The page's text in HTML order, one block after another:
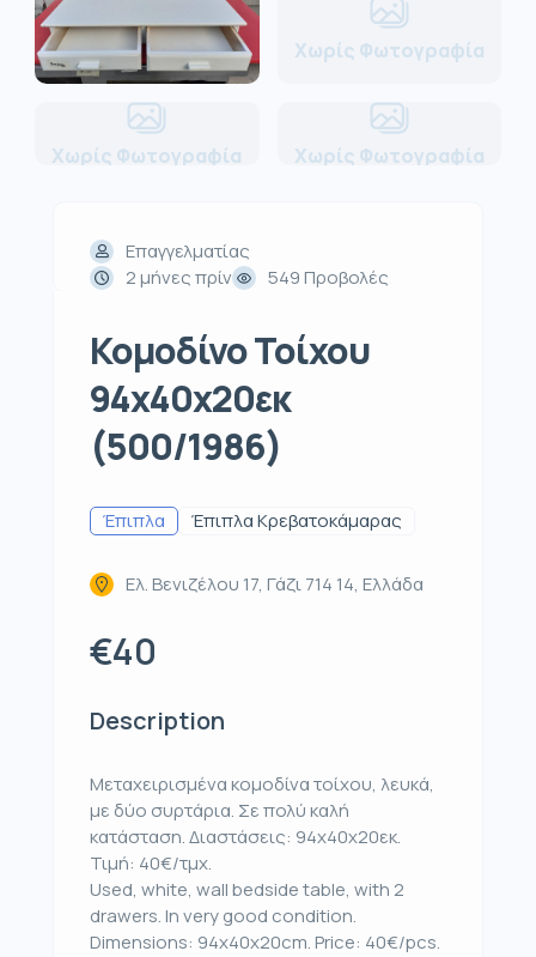
Χωρίς Φωτογραφία
Χωρίς Φωτογραφία Χωρίς Φωτογραφία
Επαγγελματίας
2 μήνες πρίν
549 Προβολές
Κομοδίνο Τοίχου
94x40x20εκ
(500/1986)
Έπιπλα Έπιπλα Κρεβατοκάμαρας
Ελ. Βενιζέλου 17, Γάζι 714 14, Ελλάδα
€40
Description
Μεταχειρισμένα κομοδίνα τοίχου, λευκά,
με δύο συρτάρια. Σε πολύ καλή
κατάσταση. Διαστάσεις: 94x40x20εκ.
Τιμή: 40€/τμχ.
Used, white, wall bedside table, with 2
drawers. In very good condition.
Dimensions: 94x40x20cm. Price: 40€/pcs.